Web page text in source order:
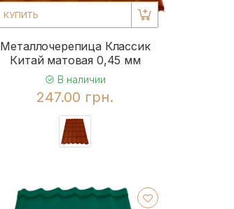
КУПИТЬ
Металлочерепица Классик
Китай матовая 0,45 мм
В наличии
247.00 грн.